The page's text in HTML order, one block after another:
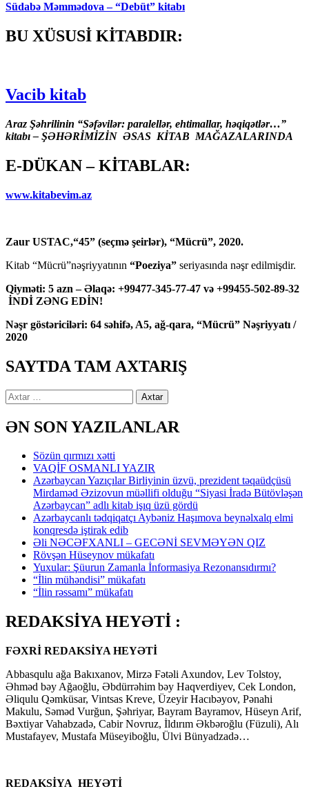
Südabə Məmmədova – “Debüt” kitabı
BU XÜSUSİ KİTABDIR:
Vacib kitab
Araz Şəhrilinin “Səfəvilər: paralellər, ehtimallar, həqiqətlər…”
kitabı – ŞƏHƏRİMİZİN ƏSAS KİTAB MAĞAZALARINDA
E-DÜKAN – KİTABLAR:
www.kitabevim.az
Zaur USTAC,“45” (seçmə şeirlər), “Mücrü”, 2020.
Kitab “Mücrü”nəşriyyatının “Poeziya” seriyasında nəşr edilmişdir.
Qiyməti: 5 azn – Əlaqə: +99477-345-77-47 və +99455-502-89-32
İNDİ ZƏNG EDİN!
Nəşr göstəriciləri: 64 səhifə, A5, ağ-qara, “Mücrü” Nəşriyyatı /
2020
SAYTDA TAM AXTARIŞ
Axtarış:
ƏN SON YAZILANLAR
Sözün qırmızı xətti
VAQİF OSMANLI YAZIR
Azərbaycan Yazıçılar Birliyinin üzvü, prezident təqaüdçüsü
Mirdaməd Əzizovun müəllifi olduğu “Siyasi İradə Bütövləşən
Azərbaycan” adlı kitab işıq üzü gördü
Azərbaycanlı tədqiqatçı Aybəniz Haşımova beynəlxalq elmi
konqresdə iştirak edib
Əli NƏCƏFXANLI – GECƏNİ SEVMƏYƏN QIZ
Rövşən Hüseynov mükafatı
Yuxular: Şüurun Zamanla İnformasiya Rezonansıdırmı?
“İlin mühəndisi” mükafatı
“İlin rəssamı” mükafatı
REDAKSİYA HEYƏTİ :
FƏXRİ REDAKSİYA HEYƏTİ
Abbasqulu ağa Bakıxanov, Mirzə Fətəli Axundov, Lev Tolstoy,
Əhməd bəy Ağaoğlu, Əbdürrəhim bəy Haqverdiyev, Cek London,
Əliqulu Qəmküsar, Vintsas Kreve, Üzeyir Hacıbəyov, Pənahi
Makulu, Səməd Vurğun, Şəhriyar, Bayram Bayramov, Hüseyn Arif,
Bəxtiyar Vahabzadə, Cabir Novruz, İldırım Əkbəroğlu (Füzuli), Alı
Mustafayev, Mustafa Müseyiboğlu, Ülvi Bünyadzadə…
REDAKSİYA HEYƏTİ